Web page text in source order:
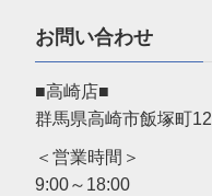
お問い合わせ
■高崎店■
群馬県高崎市飯塚町12
＜営業時間＞
9:00～18:00